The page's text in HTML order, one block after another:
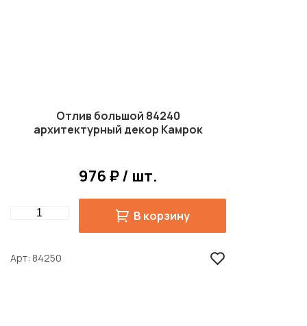
Отлив большой 84240
архитектурный декор Камрок
976 ₽ / шт.
Quantity В корзину
Арт 84250